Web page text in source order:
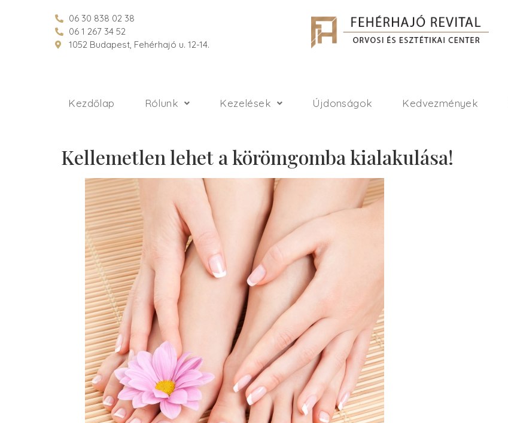
06 30 838 02 38
06 1 267 34 52
1052 Budapest, Fehérhajó u. 12-14.
Kezdőlap Rólunk Kezelések Újdonságok Kedvezmények
Kellemetlen lehet a körömgomba kialakulása!